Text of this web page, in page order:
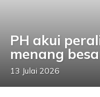
PH akui
menang
13 Julai 2026